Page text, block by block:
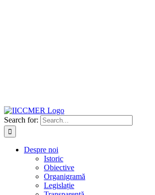
Search for:
Despre noi
Istoric
Obiective
Organigramă
Legislație